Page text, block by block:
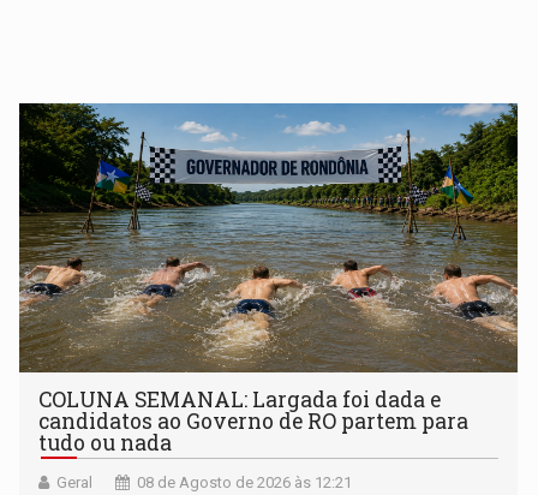
COLUNA SEMANAL: Largada foi dada e
candidatos ao Governo de RO partem para
tudo ou nada
Geral 08 de Agosto de 2026 às 12:21